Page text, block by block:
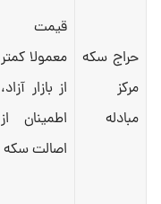
حراج سکه
مرکز
مبادله
قیمت
معمولا کمتر
از بازار آزاد،
اطمینان از
اصالت سکه